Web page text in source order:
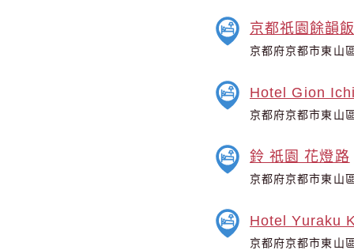
京都祇園餘韻
京都府京都市東山
Hotel Gion
京都府京都市東山
鈴 祇園 花燈路
京都府京都市東山
Hotel Yuraku
京都府京都市東山